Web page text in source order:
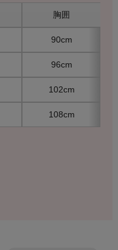
胸囲
90cm
96cm
102cm
108cm